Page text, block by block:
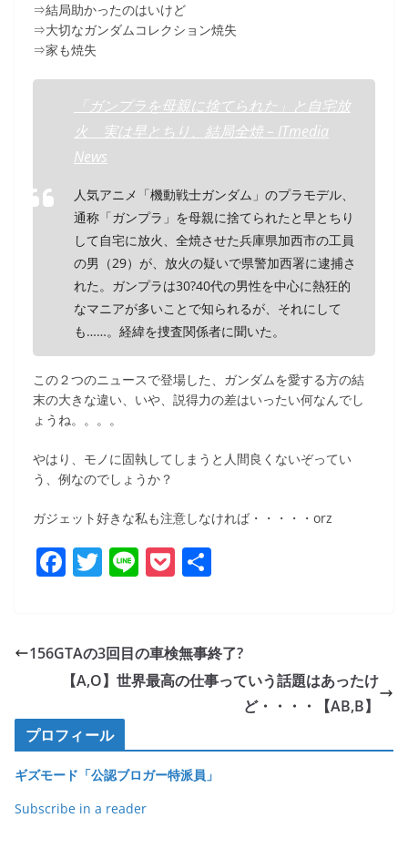
⇒結局助かったのはいけど
⇒大切なガンダムコレクション焼失
⇒家も焼失
「ガンプラを母親に捨てられた」と自宅放
火 実は早とちり、結局全焼 – ITmedia
News
人気アニメ「機動戦士ガンダム」のプラモデル、
通称「ガンプラ」を母親に捨てられたと早とちり
して自宅に放火、全焼させた兵庫県加西市の工員
の男（29）が、放火の疑いで県警加西署に逮捕さ
れた。ガンプラは30?40代の男性を中心に熱狂的
なマニアが多いことで知られるが、それにして
も……。経緯を捜査関係者に聞いた。
この２つのニュースで登場した、ガンダムを愛する方の結
末の大きな違い、いや、説得力の差はいったい何なんでし
ょうね。。。。
やはり、モノに固執してしまうと人間良くないぞってい
う、例なのでしょうか？
ガジェット好きな私も注意しなければ・・・・・orz
F
e
b
o
k
T
er
Li P
et
156GTAの3回目の車検無事終了?
【A,O】世界最高の仕事っていう話題はあったけ
ど・・・・【AB,B】
プロフィール
ギズモード「公認ブロガー特派員」
Subscribe in a reader